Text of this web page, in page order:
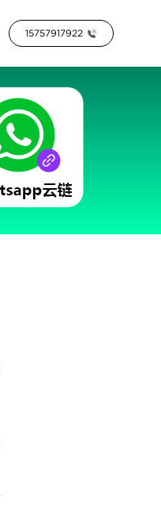
15757917922